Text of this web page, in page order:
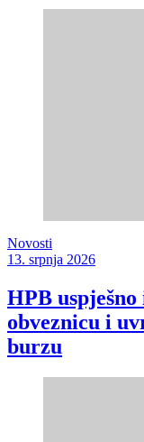
Novosti
13. srpnja 2026
HPB
obveznicu i
burzu